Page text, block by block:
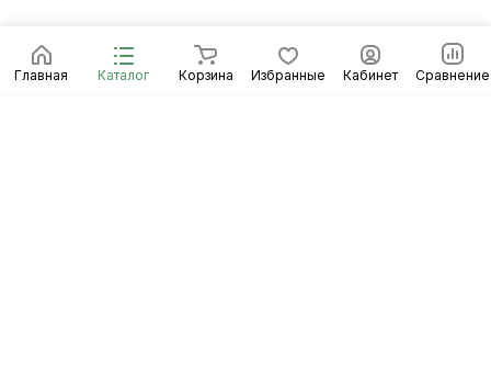
Главная Каталог Корзина Избранные Кабинет Сравнение